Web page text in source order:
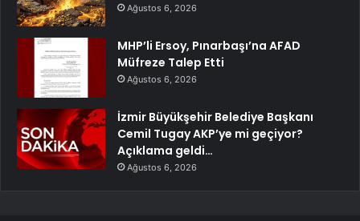
Ağustos 6, 2026
MHP’li Ersoy, Pınarbaşı’na AFAD
Müfreze Talep Etti
Ağustos 6, 2026
İzmir Büyükşehir Belediye Başkanı
Cemil Tugay AKP’ye mi geçiyor?
Açıklama geldi…
Ağustos 6, 2026